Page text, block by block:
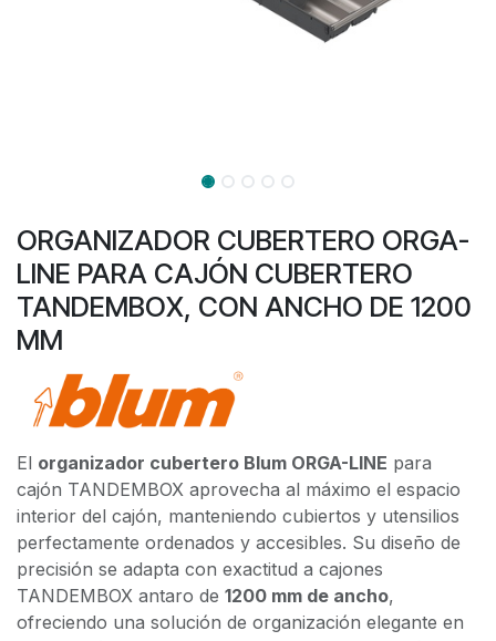
ORGANIZADOR CUBERTERO ORGA-
LINE PARA CAJÓN CUBERTERO
TANDEMBOX, CON ANCHO DE 1200
MM
El organizador cubertero Blum ORGA-LINE para
cajón TANDEMBOX aprovecha al máximo el espacio
interior del cajón, manteniendo cubiertos y utensilios
perfectamente ordenados y accesibles. Su diseño de
precisión se adapta con exactitud a cajones
TANDEMBOX antaro de 1200 mm de ancho,
ofreciendo una solución de organización elegante en